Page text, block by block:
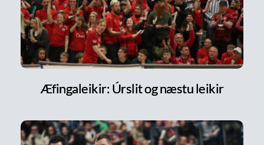
Æfingaleikir: Úrslit og næstu leikir